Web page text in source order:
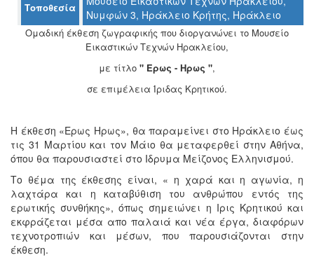
ΤΟΠΟΣ
ΑΝΘΕΚΤΙΚΗ
ΠΟΛΗ
Τοποθεσία
Νυμφών 3, Ηράκλειο Κρήτης, Ηράκλειο
Ομαδική έκθεση ζωγραφικής που διοργανώνει το Μουσείο
Εικαστικών Τεχνών Ηρακλείου,
με τίτλο " Ερως - Ηρως ",
σε επιμέλεια Ίριδας Κρητικού.
Η έκθεση «Ερως Ηρως», θα παραμείνει στο Ηράκλειο έως
τις 31 Μαρτίου και τον Μάιο θα μεταφερθεί στην Αθήνα,
όπου θα παρουσιαστεί στο Ιδρυμα Μείζονος Ελληνισμού.
Το θέμα της έκθεσης είναι, « η χαρά και η αγωνία, η
λαχτάρα και η καταβύθιση του ανθρώπου εντός της
ερωτικής συνθήκης», όπως σημειώνει η Ιρις Κρητικού και
εκφράζεται μέσα απο παλαιά και νέα έργα, διαφόρων
τεχνοτροπιών και μέσων, που παρουσιάζονται στην
έκθεση.